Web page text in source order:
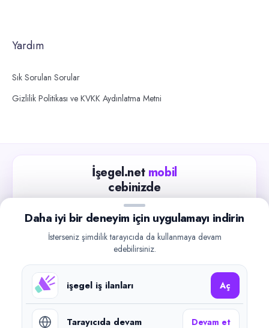
Yardım
Sık Sorulan Sorular
Gizlilik Politikası ve KVKK Aydınlatma Metni
İşegel.net mobil
cebinizde
Güncel iş ilanlarını takip edin, işverenlerle hızlıca
iletişime geçin.
Google Play
©2026işegel.net. Tüm hakları saklıdır.
Daha iyi bir deneyim için uygulamayı indirin
İsterseniz şimdilik tarayıcıda da kullanmaya devam
edebilirsiniz.
işegel iş ilanları Aç
Tarayıcıda devam Devam et